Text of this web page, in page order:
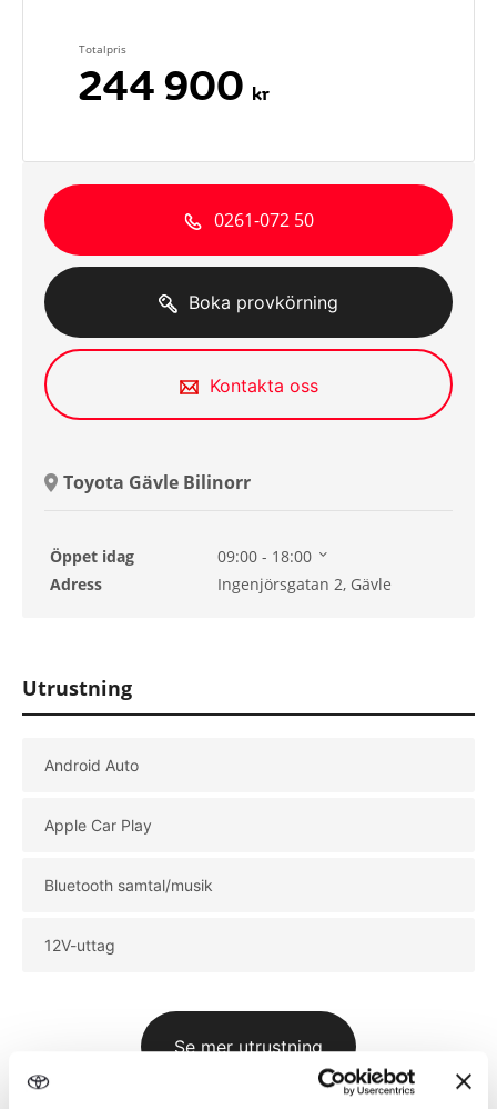
Totalpris
244 900 kr
0261-072 50
Boka provkörning
Kontakta oss
Toyota Gävle Bilinorr
Öppet idag
09:00 - 18:00
Lördag
10:00 - 14:00
Adress Ingenjörsgatan 2, Gävle
Utrustning
Android Auto
Apple Car Play
Bluetooth samtal/musik
12V-uttag
Se mer utrustning